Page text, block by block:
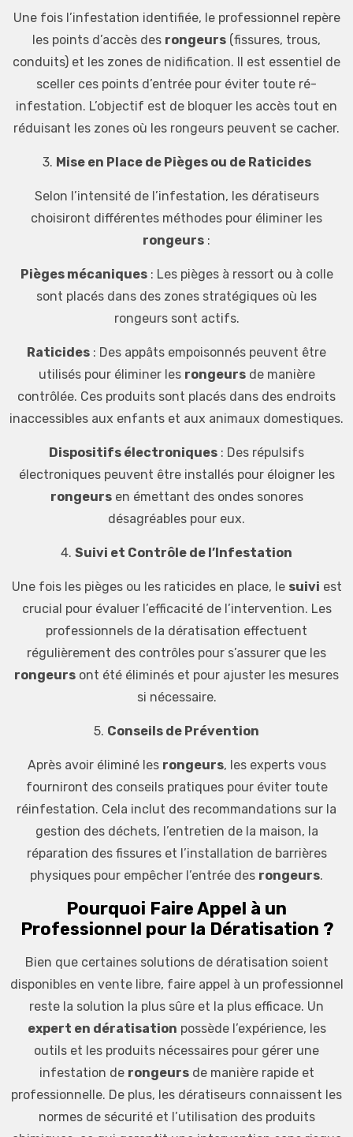
Une fois l’infestation identifiée, le professionnel repère
les points d’accès des rongeurs (fissures, trous,
conduits) et les zones de nidification. Il est essentiel de
sceller ces points d’entrée pour éviter toute ré-
infestation. L’objectif est de bloquer les accès tout en
réduisant les zones où les rongeurs peuvent se cacher.
3. Mise en Place de Pièges ou de Raticides
Selon l’intensité de l’infestation, les dératiseurs
choisiront différentes méthodes pour éliminer les
rongeurs :
Pièges mécaniques: Les pièges à ressort ou à colle
sont placés dans des zones stratégiques où les
rongeurs sont actifs.
Raticides : Des appâts empoisonnés peuvent être
utilisés pour éliminer les rongeursde manière
contrôlée. Ces produits sont placés dans des endroits
inaccessibles aux enfants et aux animaux domestiques.
Dispositifs électroniques : Des répulsifs
électroniques peuvent être installés pour éloigner les
rongeursen émettant des ondes sonores
désagréables pour eux.
4. Suivi et Contrôle de l’Infestation
Une fois les pièges ou les raticides en place, le suivi est
crucial pour évaluer l’efficacité de l’intervention. Les
professionnels de la dératisation effectuent
régulièrement des contrôles pour s’assurer que les
rongeurs ont été éliminés et pour ajuster les mesures
si nécessaire.
5. Conseils de Prévention
Après avoir éliminé les rongeurs, les experts vous
fourniront des conseils pratiques pour éviter toute
réinfestation. Cela inclut des recommandations sur la
gestion des déchets, l’entretien de la maison, la
réparation des fissures et l’installation de barrières
physiques pour empêcher l’entrée des rongeurs.
Pourquoi Faire Appel à un
Professionnel pour la Dératisation ?
Bien que certaines solutions de dératisation soient
disponibles en vente libre, faire appel à un professionnel
reste la solution la plus sûre et la plus efficace. Un
expert en dératisation possède l’expérience, les
outils et les produits nécessaires pour gérer une
infestation de rongeursde manière rapide et
professionnelle. De plus, les dératiseurs connaissent les
normes de sécurité et l’utilisation des produits